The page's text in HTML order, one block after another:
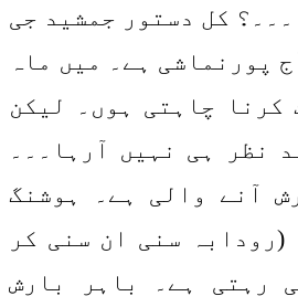
کل دستور جمشید جی
پورنماشی ہے۔ میں ماہ
کرنا چاہتی ہوں۔ لیکن
نظر ہی نہیں آرہا۔۔۔
آنے والی ہے۔ ہوشنگ
(رودابہ سنی ان سنی کر
رہتی ہے۔ باہر بارش